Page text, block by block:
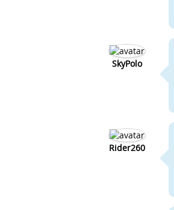
SkyPolo
Rider260